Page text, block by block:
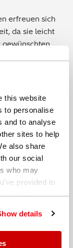
this website
to personalise
and to analyse
sites to help
also share
our social
who may
provided to
of their
details
erfreuen sich
da sie leicht
und
Gewicht auf.
einfach zu
seit seiner
Stahl
Es ist